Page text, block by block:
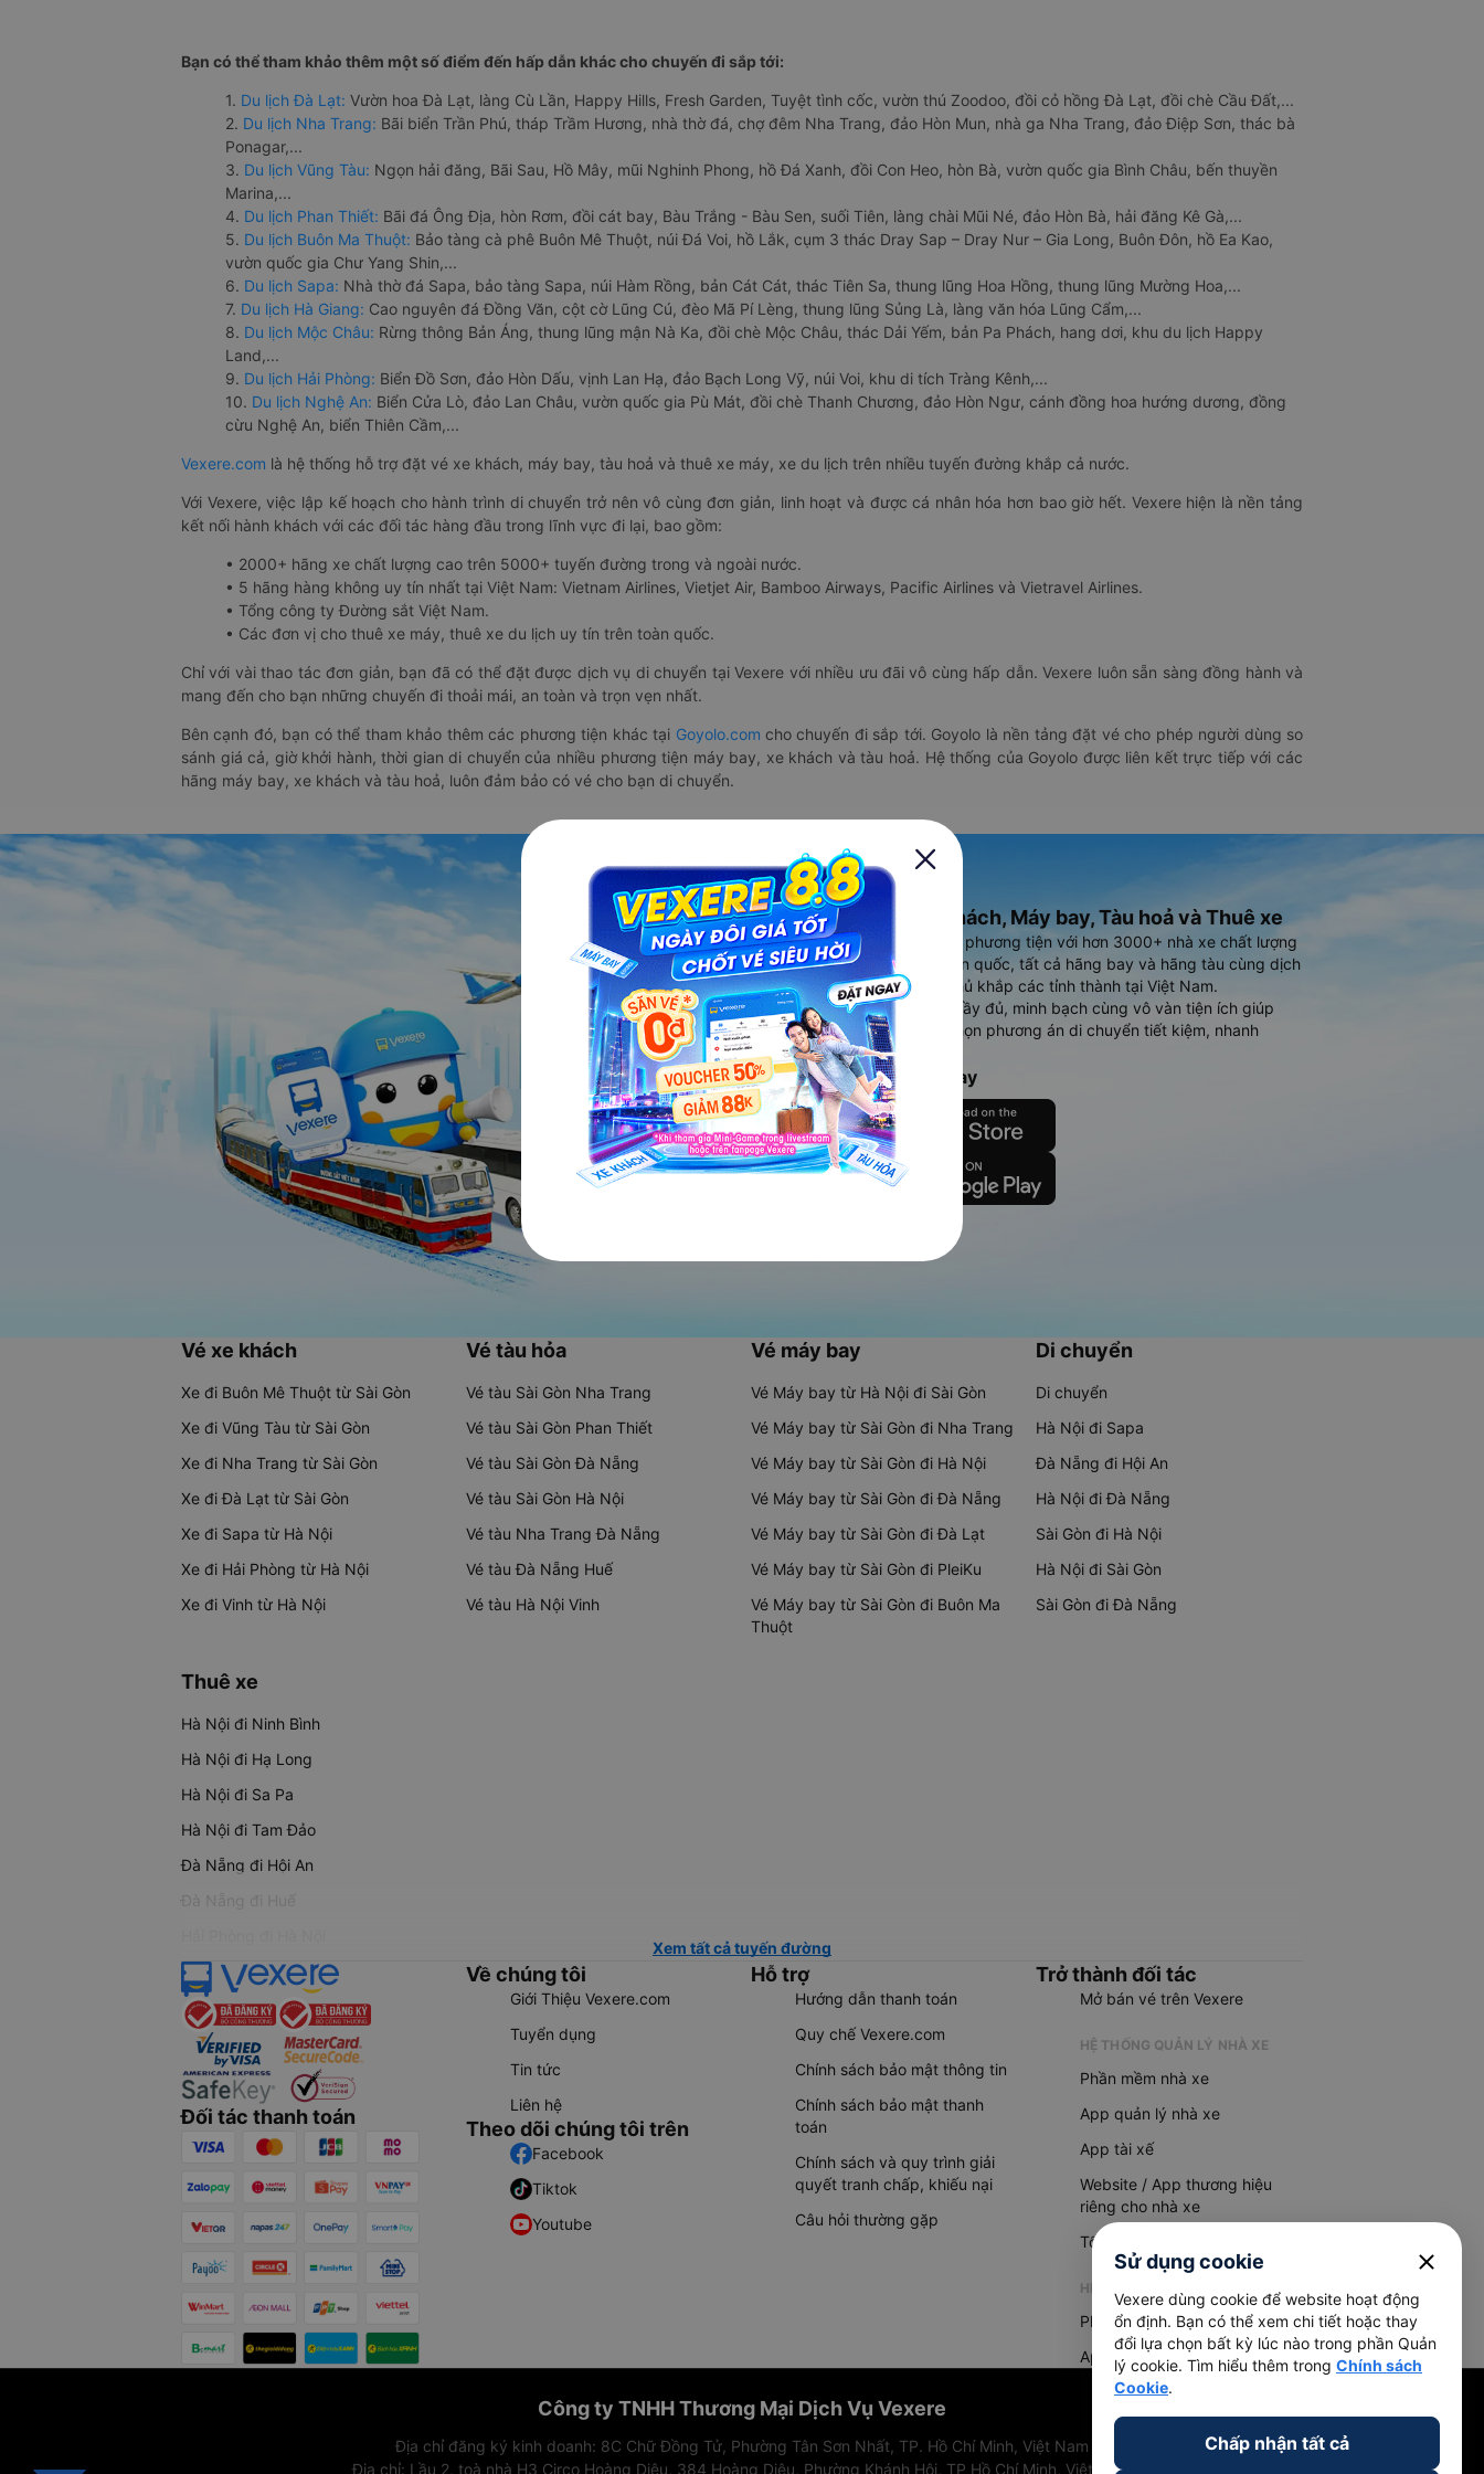
Bạn có thể tham khảo thêm một số điểm đến hấp dẫn khác cho chuyến đi sắp tới:
1. Du lịch Đà Lạt: Vườn hoa Đà Lạt, làng Cù Lần, Happy Hills, Fresh Garden, Tuyệt tình cốc, vườn thú Zoodoo, đồi cỏ hồng Đà Lạt, đồi chè Cầu Đất,...
2. Du lịch Nha Trang: Bãi biển Trần Phú, tháp Trầm Hương, nhà thờ đá, chợ đêm Nha Trang, đảo Hòn Mun, nhà ga Nha Trang, đảo Điệp Sơn, thác bà
Ponagar,...
3. Du lịch Vũng Tàu: Ngọn hải đăng, Bãi Sau, Hồ Mây, mũi Nghinh Phong, hồ Đá Xanh, đồi Con Heo, hòn Bà, vườn quốc gia Bình Châu, bến thuyền
Marina,...
4. Du lịch Phan Thiết: Bãi đá Ông Địa, hòn Rơm, đồi cát bay, Bàu Trắng - Bàu Sen, suối Tiên, làng chài Mũi Né, đảo Hòn Bà, hải đăng Kê Gà,...
5. Du lịch Buôn Ma Thuột: Bảo tàng cà phê Buôn Mê Thuột, núi Đá Voi, hồ Lắk, cụm 3 thác Dray Sap – Dray Nur – Gia Long, Buôn Đôn, hồ Ea Kao,
vườn quốc gia Chư Yang Shin,...
6. Du lịch Sapa: Nhà thờ đá Sapa, bảo tàng Sapa, núi Hàm Rồng, bản Cát Cát, thác Tiên Sa, thung lũng Hoa Hồng, thung lũng Mường Hoa,...
7. Du lịch Hà Giang: Cao nguyên đá Đồng Văn, cột cờ Lũng Cú, đèo Mã Pí Lèng, thung lũng Sủng Là, làng văn hóa Lũng Cẩm,...
8. Du lịch Mộc Châu: Rừng thông Bản Áng, thung lũng mận Nà Ka, đồi chè Mộc Châu, thác Dải Yếm, bản Pa Phách, hang dơi, khu du lịch Happy
Land,...
9. Du lịch Hải Phòng: Biển Đồ Sơn, đảo Hòn Dấu, vịnh Lan Hạ, đảo Bạch Long Vỹ, núi Voi, khu di tích Tràng Kênh,...
10. Du lịch Nghệ An: Biển Cửa Lò, đảo Lan Châu, vườn quốc gia Pù Mát, đồi chè Thanh Chương, đảo Hòn Ngư, cánh đồng hoa hướng dương, đồng
cừu Nghệ An, biển Thiên Cầm,...
Vexere.com là hệ thống hỗ trợ đặt vé xe khách, máy bay, tàu hoả và thuê xe máy, xe du lịch trên nhiều tuyến đường khắp cả nước.
Với Vexere, việc lập kế hoạch cho hành trình di chuyển trở nên vô cùng đơn giản, linh hoạt và được cá nhân hóa hơn bao giờ hết. Vexere hiện là nền tảng
kết nối hành khách với các đối tác hàng đầu trong lĩnh vực đi lại, bao gồm:
• 2000+ hãng xe chất lượng cao trên 5000+ tuyến đường trong và ngoài nước.
• 5 hãng hàng không uy tín nhất tại Việt Nam: Vietnam Airlines, Vietjet Air, Bamboo Airways, Pacific Airlines và Vietravel Airlines.
• Tổng công ty Đường sắt Việt Nam.
• Các đơn vị cho thuê xe máy, thuê xe du lịch uy tín trên toàn quốc.
Chỉ với vài thao tác đơn giản, bạn đã có thể đặt được dịch vụ di chuyển tại Vexere với nhiều ưu đãi vô cùng hấp dẫn. Vexere luôn sẵn sàng đồng hành và
mang đến cho bạn những chuyến đi thoải mái, an toàn và trọn vẹn nhất.
Bên cạnh đó, bạn có thể tham khảo thêm các phương tiện khác tại Goyolo.com cho chuyến đi sắp tới. Goyolo là nền tảng đặt vé cho phép người dùng so
sánh giá cả, giờ khởi hành, thời gian di chuyển của nhiều phương tiện máy bay, xe khách và tàu hoả. Hệ thống của Goyolo được liên kết trực tiếp với các
hãng máy bay, xe khách và tàu hoả, luôn đảm bảo có vé cho bạn di chuyển.
Ứng dụng đặt vé Xe khách, Máy bay, Tàu hoả và Thuê xe
Vexere - ứng dụng đặt vé đa phương tiện với hơn 3000+ nhà xe chất lượng
cao, 5000+ tuyến đường toàn quốc, tất cả hãng bay và hãng tàu cùng dịch
vụ thuê xe máy, xe du lịch phủ khắp các tỉnh thành tại Việt Nam.
Ứng dụng hiển thị thông tin đầy đủ, minh bạch cùng vô vàn tiện ích giúp
người dùng so sánh và lựa chọn phương án di chuyển tiết kiệm, nhanh
chóng và phù hợp nhất.
Tải ứng dụng Vexere ngay
Vé xe khách
Xe đi Buôn Mê Thuột từ Sài Gòn
Xe đi Vũng Tàu từ Sài Gòn
Xe đi Nha Trang từ Sài Gòn
Xe đi Đà Lạt từ Sài Gòn
Xe đi Sapa từ Hà Nội
Xe đi Hải Phòng từ Hà Nội
Xe đi Vinh từ Hà Nội
Vé tàu hỏa
Vé tàu Sài Gòn Nha Trang
Vé tàu Sài Gòn Phan Thiết
Vé tàu Sài Gòn Đà Nẵng
Vé tàu Sài Gòn Hà Nội
Vé tàu Nha Trang Đà Nẵng
Vé tàu Đà Nẵng Huế
Vé tàu Hà Nội Vinh
Vé máy bay
Vé Máy bay từ Hà Nội đi Sài Gòn
Vé Máy bay từ Sài Gòn đi Nha Trang
Vé Máy bay từ Sài Gòn đi Hà Nội
Vé Máy bay từ Sài Gòn đi Đà Nẵng
Vé Máy bay từ Sài Gòn đi Đà Lạt
Vé Máy bay từ Sài Gòn đi PleiKu
Vé Máy bay từ Sài Gòn đi Buôn Ma
Thuột
Di chuyển
Di chuyển
Hà Nội đi Sapa
Đà Nẵng đi Hội An
Hà Nội đi Đà Nẵng
Sài Gòn đi Hà Nội
Hà Nội đi Sài Gòn
Sài Gòn đi Đà Nẵng
Thuê xe
Hà Nội đi Ninh Bình
Hà Nội đi Hạ Long
Hà Nội đi Sa Pa
Hà Nội đi Tam Đảo
Đà Nẵng đi Hội An
Đà Nẵng đi Huế
Xem tất cả tuyến đường
Đối tác thanh toán
Về chúng tôi
Giới Thiệu Vexere.com
Tuyển dụng
Tin tức
Liên hệ
Theo dõi chúng tôi trên
Facebook
Tiktok
Youtube
Hỗ trợ
Hướng dẫn thanh toán
Quy chế Vexere.com
Chính sách bảo mật thông tin
Chính sách bảo mật thanh
toán
Chính sách và quy trình giải
quyết tranh chấp, khiếu nại
Câu hỏi thường gặp
Trở thành đối tác
Mở bán vé trên Vexere
HỆ THỐNG QUẢN LÝ NHÀ XE
Phần mềm nhà xe
App quản lý nhà xe
App tài xế
Website / App thương hiệu
riêng cho nhà xe
Tổng đài AI
HỆ THỐNG QUẢN LÝ HÀNG HOÁ
Phần mềm quản lý hàng hoá
App quản lý hàng hoá
Công ty TNHH Thương Mại Dịch Vụ Vexere
Địa chỉ đăng ký kinh doanh: 8C Chữ Đồng Tử, Phường Tân Sơn Nhất, TP. Hồ Chí Minh, Việt Nam
Địa chỉ: Lầu 2, toà nhà H3 Circo Hoàng Diệu, 384 Hoàng Diệu, Phường Khánh Hội, TP Hồ Chí Minh, Việt Nam
Sử dụng cookie close
Vexere dùng cookie để website hoạt động
ổn định. Bạn có thể xem chi tiết hoặc thay
đổi lựa chọn bất kỳ lúc nào trong phần Quản
lý cookie. Tìm hiểu thêm trong Chính sách
Cookie.
Chấp nhận tất cả